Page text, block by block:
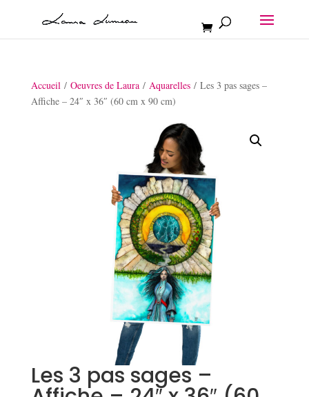
Accueil/ Oeuvres de Laura/ Aquarelles/ Les 3 pas sages –
Affiche – 24″ x 36″ (60 cm x 90 cm)
Les 3 pas sages –